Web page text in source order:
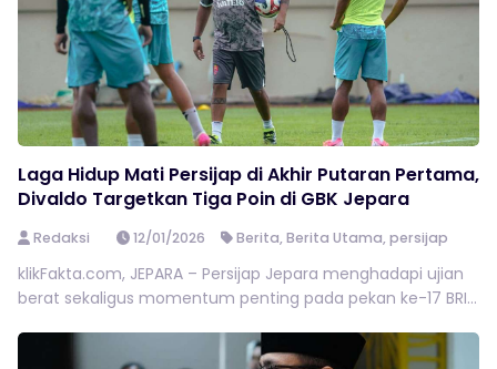
Laga Hidup Mati Persijap di Akhir Putaran Pertama,
Divaldo Targetkan Tiga Poin di GBK Jepara
Redaksi 12/01/2026 Berita,Berita Utama,persijap
klikFakta.com, JEPARA – Persijap Jepara menghadapi ujian
berat sekaligus momentum penting pada pekan ke-17 BRI...